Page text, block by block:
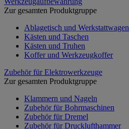
Zur gesamten Produktgruppe
Ablagetisch und Werkstattwagen
Kästen und Taschen
Kästen und Truhen
Koffer und Werkzeugkoffer
Zubehör für Elektrowerkzeuge
Zur gesamten Produktgruppe
Klammern und Nageln
Zubehör für Bohrmaschinen
Zubehör für Dremel
Zubehör für Drucklufthammer